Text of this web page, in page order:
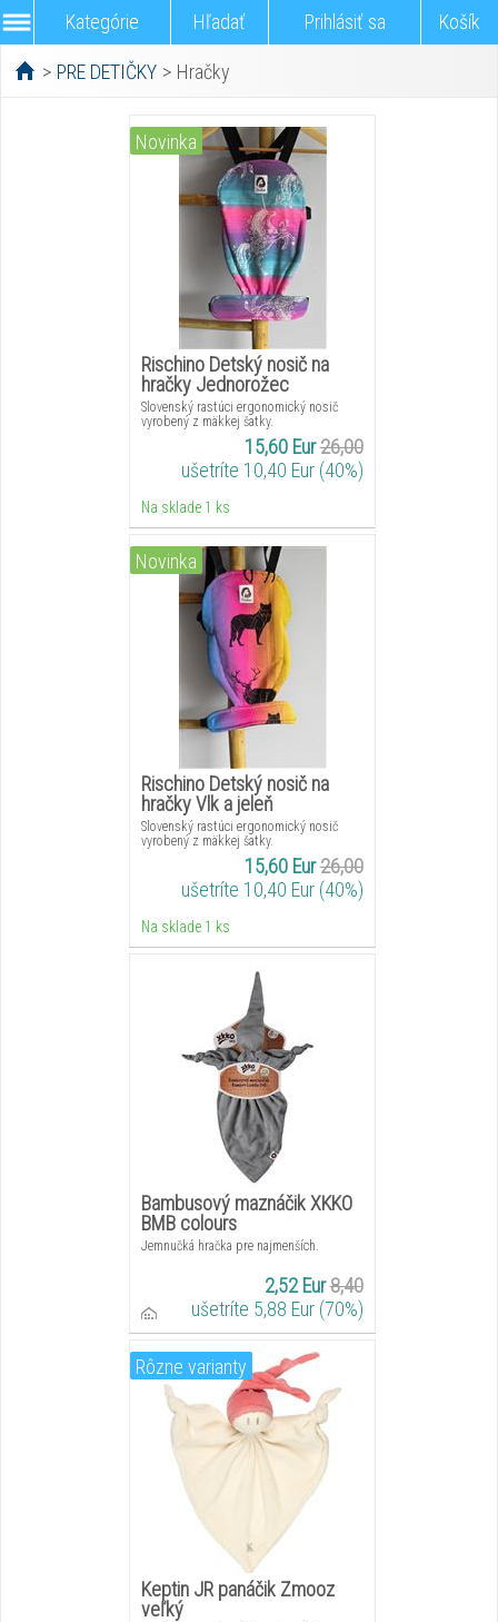
Kategórie Hľadať Prihlásiť sa Košík
> PRE DETIČKY > Hračky
Novinka
Rischino Detský nosič na
hračky Jednorožec
Slovenský rastúci ergonomický nosič
vyrobený z mäkkej šatky.
15,60 Eur26,00
ušetríte 10,40 Eur (40%)
Na sklade 1 ks
Novinka
Rischino Detský nosič na
hračky Vlk a jeleň
Slovenský rastúci ergonomický nosič
vyrobený z mäkkej šatky.
15,60 Eur26,00
ušetríte 10,40 Eur (40%)
Na sklade 1 ks
Bambusový maznáčik XKKO
BMB colours
Jemnučká hračka pre najmenších.
2,52 Eur8,40
ušetríte 5,88 Eur (70%)
Rôzne varianty
Keptin JR panáčik Zmooz
veľký